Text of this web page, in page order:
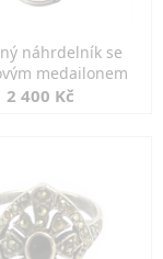
náhrdelník se
medailonem
2 400 Kč